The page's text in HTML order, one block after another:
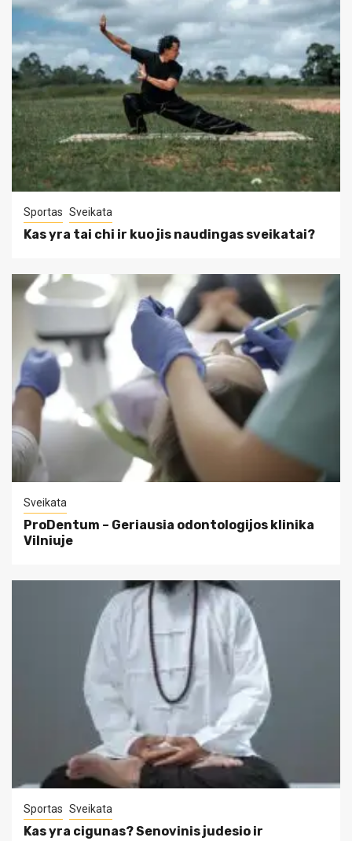
Sportas Sveikata
Kas yra tai chi ir kuo jis naudingas sveikatai?
Sveikata
ProDentum – Geriausia odontologijos klinika
Vilniuje
Sportas Sveikata
Kas yra cigunas? Senovinis judesio ir